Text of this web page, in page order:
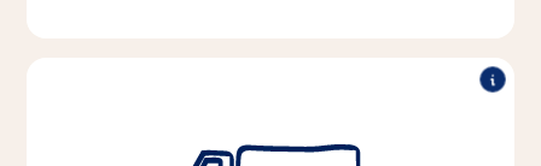
Smanjenje voznog parka kamiona